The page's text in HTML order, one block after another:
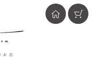
お店